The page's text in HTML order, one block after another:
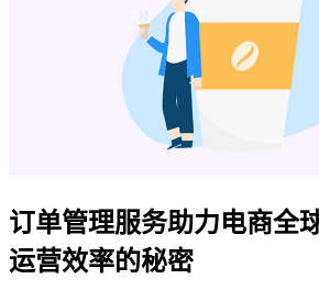
订单管理服务助力电商全
运营效率的秘密